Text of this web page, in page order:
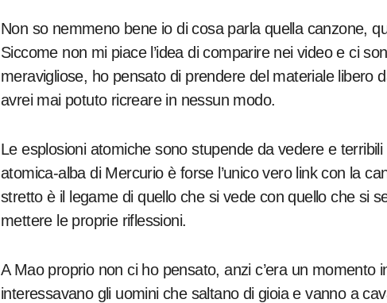
Non so nemmeno bene io di cosa parla quella canzone,
Siccome non mi piace l’idea di comparire nei video e ci
meravigliose, ho pensato di prendere del materiale libero
avrei mai potuto ricreare in nessun modo.
Le esplosioni atomiche sono stupende da vedere e
atomica-alba di Mercurio è forse l’unico vero link con la
stretto è il legame di quello che si vede con quello che si
mettere le proprie riflessioni.
A Mao proprio non ci ho pensato, anzi c’era un momento
interessavano gli uomini che saltano di gioia e vanno a